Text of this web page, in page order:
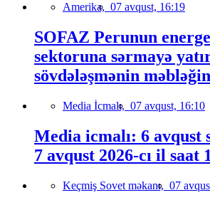
Amerika, 07 avqust, 16:19
SOFAZ Perunun
sektoruna sərmayə
sövdələşmənin
Media İcmalı, 07 avqust, 16:10
Media icmalı: 6 avqust
7 avqust 2026-cı il saat
Keçmiş Sovet məkanı, 07